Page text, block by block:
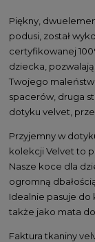
Piękny,
podusi, został
certyfikowanej
dziecka,
Twojego
spacerów, druga
dotyku velvet,
Przyjemny w
kolekcji Velvet to
Nasze koce dla
ogromną
Idealnie pasuje do
także jako mata
Faktura tkaniny